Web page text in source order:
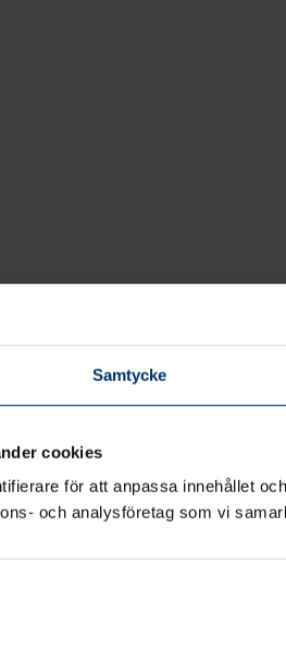
Samtycke
cookies
för att anpassa innehållet
och analysföretag som vi